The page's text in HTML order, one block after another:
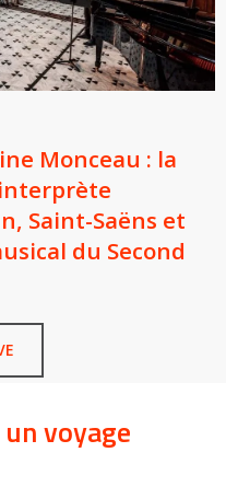
Monceau : la
Saint-Saëns et
du Second
voyage